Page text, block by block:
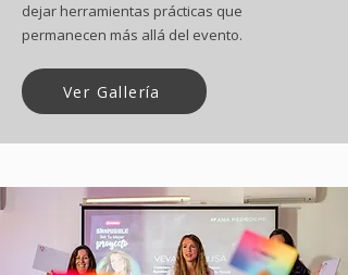
dejar herramientas prácticas que
permanecen más allá del evento.
Ver Gallería